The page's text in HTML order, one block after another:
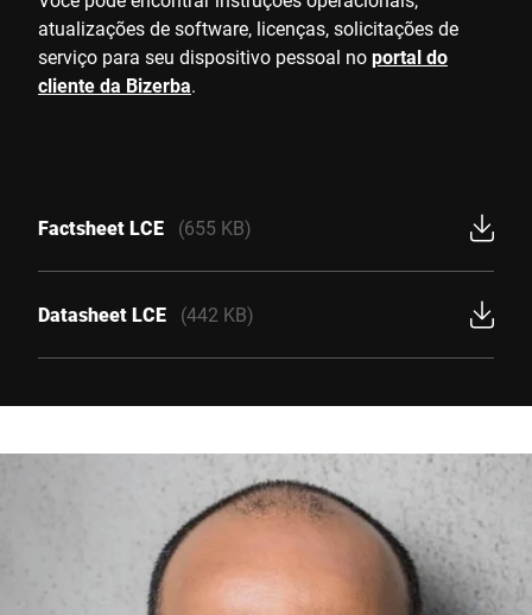
atualizações de software, licenças, solicitações de
serviço para seu dispositivo pessoal noportal do
cliente da Bizerba.
Factsheet LCE (655 KB)
Datasheet LCE (442 KB)